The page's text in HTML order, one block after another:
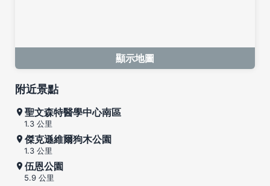
顯示地圖
附近景點
聖文森特醫學中心南區
1.3 公里
傑克遜維爾狗木公園
1.3 公里
伍恩公園
5.9 公里